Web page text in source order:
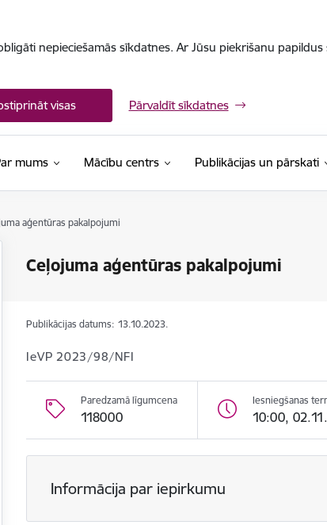
nepieciešamās sīkdatnes. Ar Jūsu piekrišanu
visas Pārvaldīt sīkdatnes
mums Mācību centrs Publikācijas un pārskati
aģentūras pakalpojumi
Ceļojuma aģentūras pakalpojumi
Publikācijas datums: 13.10.2023.
IeVP 2023/98/NFI
Paredzamā līgumcena
118000
Iesniegšanas
10:00,
Informācija par iepirkumu